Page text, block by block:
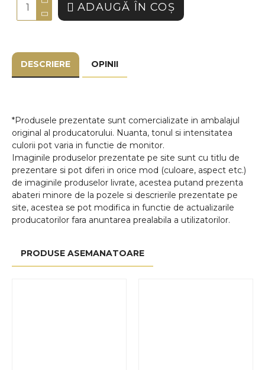
ADAUGĂ ÎN COŞ
DESCRIERE OPINII
*Produsele prezentate sunt comercializate in ambalajul
original al producatorului. Nuanta, tonul si intensitatea
culorii pot varia in functie de monitor.
Imaginile produselor prezentate pe site sunt cu titlu de
prezentare si pot diferi in orice mod (culoare, aspect etc.)
de imaginile produselor livrate, acestea putand prezenta
abateri minore de la pozele si descrierile prezentate pe
site, acestea se pot modifica in functie de actualizarile
producatorilor fara anuntarea prealabila a utilizatorilor.
PRODUSE ASEMANATOARE